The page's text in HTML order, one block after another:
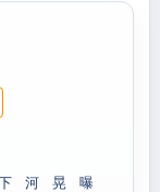
河 晃
曝